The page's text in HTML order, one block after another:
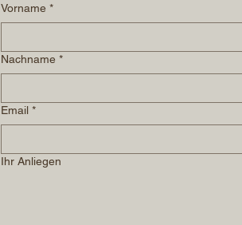
Vorname *
Nachname *
Email *
Ihr Anliegen